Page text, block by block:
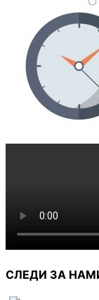
СЛЕДИ ЗА